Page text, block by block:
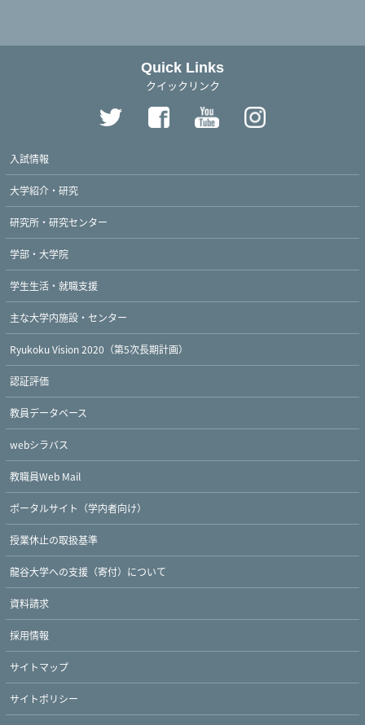
Quick Links
クイックリンク
入試情報
大学紹介・研究
研究所・研究センター
学部・大学院
学生生活・就職支援
主な大学内施設・センター
Ryukoku Vision 2020（第5次長期計画）
認証評価
教員データベース
webシラバス
教職員Web Mail
ポータルサイト（学内者向け）
授業休止の取扱基準
龍谷大学への支援（寄付）について
資料請求
採用情報
サイトマップ
サイトポリシー